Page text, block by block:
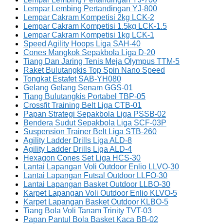
Lempar Lembing Pertandingan YJ-800
Lempar Cakram Kompetisi 2kg LCK-2
Lempar Cakram Kompetisi 1.5kg LCK-1.5
Lempar Cakram Kompetisi 1kg LCK-1
Speed Agility Hoops Liga SAH-40
Cones Mangkok Sepakbola Liga D-20
Tiang Dan Jaring Tenis Meja Olympus TTM-5
Raket Bulutangkis Top Spin Nano Speed
Tongkat Estafet SAB-YH080
Gelang Gelang Senam GGS-01
Tiang Bulutangkis Portabel TBP-05
Crossfit Training Belt Liga CTB-01
Papan Strategi Sepakbola Liga PSSB-02
Bendera Sudut Sepakbola Liga SCF-03P
Suspension Trainer Belt Liga STB-260
Agility Ladder Drills Liga ALD-8
Agility Ladder Drills Liga ALD-4
Hexagon Cones Set Liga HCS-30
Lantai Lapangan Voli Outdoor Enlio LLVO-30
Lantai Lapangan Futsal Outdoor LLFO-30
Lantai Lapangan Basket Outdoor LLBO-30
Karpet Lapangan Voli Outdoor Enlio KLVO-5
Karpet Lapangan Basket Outdoor KLBO-5
Tiang Bola Voli Tanam Trinity TVT-03
Papan Pantul Bola Basket Kaca BB-02